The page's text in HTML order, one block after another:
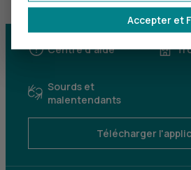
Centre d'aide
Sourds et
malentendants
Télécharger
Accepter et